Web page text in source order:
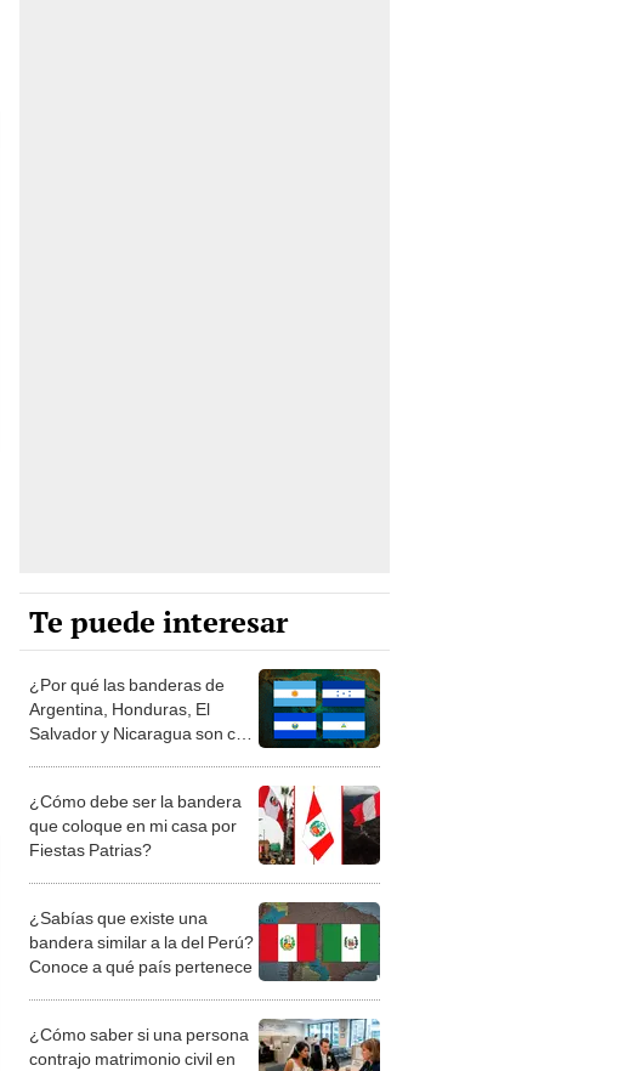
Te puede interesar
¿Por qué las banderas de
Argentina, Honduras, El
Salvador y Nicaragua son casi
¿Cómo debe ser la bandera
que coloque en mi casa por
Fiestas Patrias?
¿Sabías que existe una
bandera similar a la del Perú?
Conoce a qué país pertenece
¿Cómo saber si una persona
contrajo matrimonio civil en